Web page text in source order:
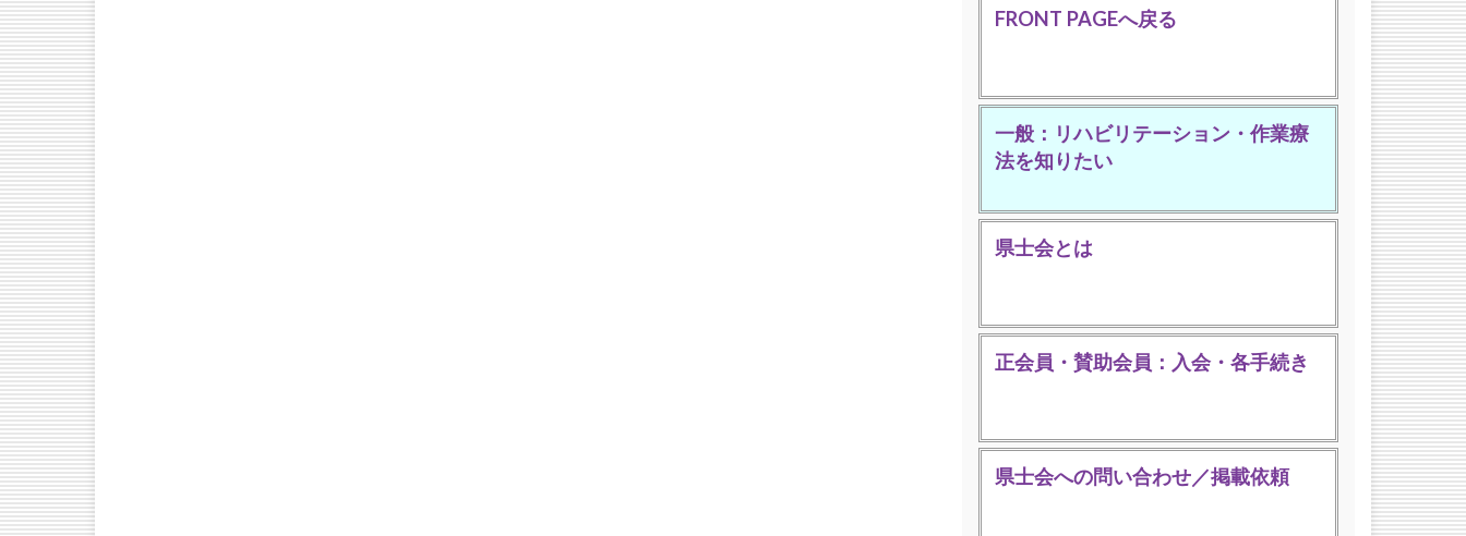
FRONT PAGEへ戻る
一般：リハビリテーション・作業療
法を知りたい
県士会とは
正会員・賛助会員：入会・各手続き
県士会への問い合わせ／掲載依頼